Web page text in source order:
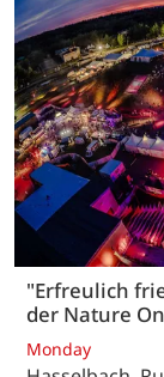
"Erfreulich
der Nature
Monday